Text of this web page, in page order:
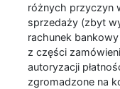
różnych przyczyn
sprzedaży (zbyt
rachunek
z części
autoryzacji
zgromadzone na